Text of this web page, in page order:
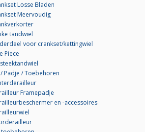
Losse Bladen
Meervoudig
tandwiel
voor crankset/kettingwiel
Piece
Padje / Toebehoren
Framepadje
en -accessoires